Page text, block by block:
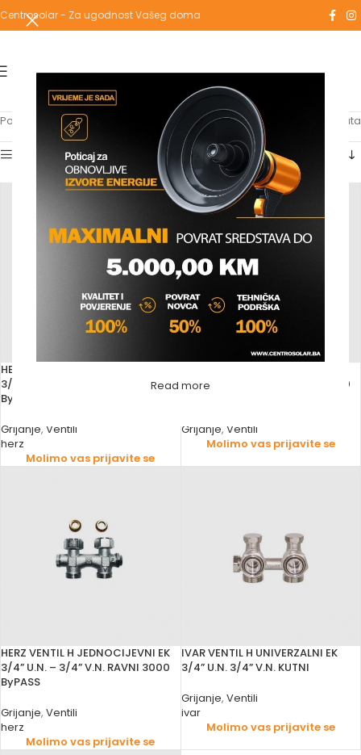
Read more
Centrosolar - Za ugodnost Vašeg doma
Početna Proizvodi označeni “ventil h” Prikaz svih 5 rezultata
Show sidebar
HERZ VENTIL H DVOCIJEVNI EK
3/4” U.N. – 3/4” V.N. KUTNI 3000
ByPASS
Grijanje, Ventili
herz
Molimo vas prijavite se
3/4” U.N. – 3/4” V.N. RAVNI 3000
Grijanje, Ventili
Molimo vas prijavite se
HERZ VENTIL H JEDNOCIJEVNI EK
3/4” U.N. – 3/4” V.N. RAVNI 3000
ByPASS
Grijanje, Ventili
herz
Molimo vas prijavite se
IVAR VENTIL H UNIVERZALNI EK
3/4” U.N. 3/4” V.N. KUTNI
Grijanje, Ventili
ivar
Molimo vas prijavite se